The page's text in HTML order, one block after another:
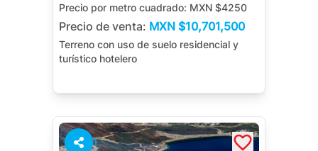
Precio por metro cuadrado: MXN $4250
Precio de venta: MXN $10,701,500
Terreno con uso de suelo residencial y
turístico hotelero
1